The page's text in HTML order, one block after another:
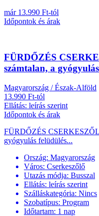
már 13.990 Ft-tól
Időpontok és árak
FÜRDŐZÉS
számtalan, a
Magyarország / Észak-Alföld
13.990 Ft-tól
Ellátás: leírás szerint
Időpontok és árak
FÜRDŐZÉS
gyógyulás felüdülés...
Ország: Magyarország
Város: Cserkeszőlő
Utazás módja: Busszal
Ellátás: leírás szerint
Szálláskategória: Nincs
Szobatípus: Program
Időtartam: 1 nap